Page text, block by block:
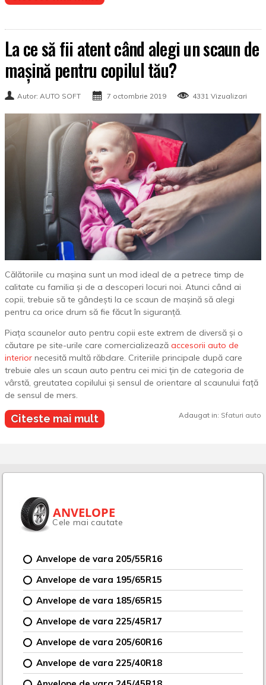
La ce să fii atent când alegi un scaun de
mașină pentru copilul tău?
Autor: AUTO SOFT 7 octombrie 2019 4331 Vizualizari
Călătoriile cu mașina sunt un mod ideal de a petrece timp de
calitate cu familia și de a descoperi locuri noi. Atunci când ai
copii, trebuie să te gândești la ce scaun de mașină să alegi
pentru ca orice drum să fie făcut în siguranță.
Piața scaunelor auto pentru copii este extrem de diversă și o
căutare pe site-urile care comercializează accesorii auto de
interior necesită multă răbdare. Criteriile principale după care
trebuie ales un scaun auto pentru cei mici țin de categoria de
vârstă, greutatea copilului și sensul de orientare al scaunului față
de sensul de mers.
Citeste mai mult Adaugat in: Sfaturi auto
ANVELOPE
Cele mai cautate
Anvelope de vara 205/55R16
Anvelope de vara 195/65R15
Anvelope de vara 185/65R15
Anvelope de vara 225/45R17
Anvelope de vara 205/60R16
Anvelope de vara 225/40R18